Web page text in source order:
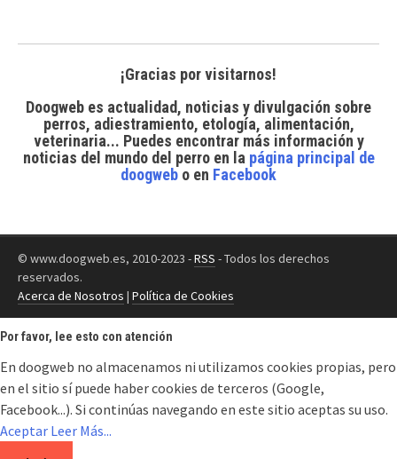
¡Gracias por visitarnos!
Doogweb es actualidad, noticias y divulgación sobre
perros, adiestramiento, etología, alimentación,
veterinaria... Puedes encontrar más información y
noticias del mundo del perroen la página principal de
doogweb o en Facebook
© www.doogweb.es, 2010-2023 -RSS - Todos los derechos
reservados.
Acerca de Nosotros | Política de Cookies
Por favor, lee esto con atención
En doogweb no almacenamos ni utilizamos cookies propias, pero
en el sitio sí puede haber cookies de terceros (Google,
Facebook...). Si continúas navegando en este sitio aceptas su uso.
Aceptar Leer Más...